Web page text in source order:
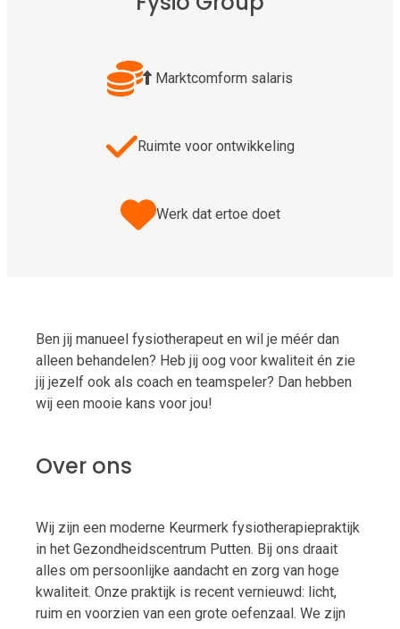
Marktcomform salaris
Ruimte voor ontwikkeling
Werk dat ertoe doet
Ben jij manueel fysiotherapeut en wil je méér dan
alleen behandelen? Heb jij oog voor kwaliteit én zie
jij jezelf ook als coach en teamspeler? Dan hebben
wij een mooie kans voor jou!
Over ons
Wij zijn een moderne Keurmerk fysiotherapiepraktijk
in het Gezondheidscentrum Putten. Bij ons draait
alles om persoonlijke aandacht en zorg van hoge
kwaliteit. Onze praktijk is recent vernieuwd: licht,
ruim en voorzien van een grote oefenzaal. We zijn